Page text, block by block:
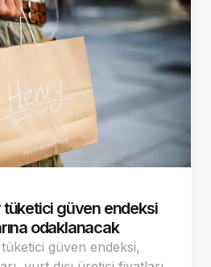
güven endeksi
odaklanacak
güven endeksi,